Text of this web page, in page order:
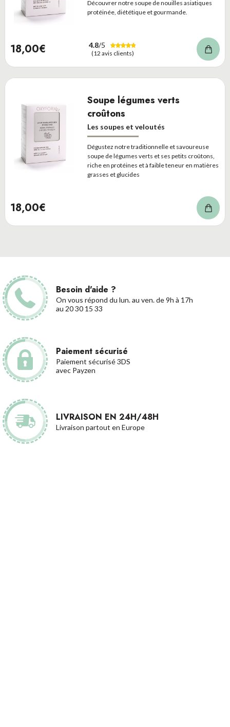
Découvrer notre soupe de nouilles asiatiques
protéinée, diététique et gourmande.
18,00€ 4.8/5
(12 avis clients)
Soupe légumes verts
croûtons
Les soupes et veloutés
Dégustez notre traditionnelle et savoureuse
soupe de légumes verts et ses petits croûtons,
riche en protéines et à faible teneur en matières
grasses et glucides
18,00€
Besoin d'aide ?
On vous répond du lun. au ven. de 9h à 17h
au 20 30 15 33
Paiement sécurisé
Paiement sécurisé 3DS
avec Payzen
LIVRAISON EN 24H/48H
Livraison partout en Europe